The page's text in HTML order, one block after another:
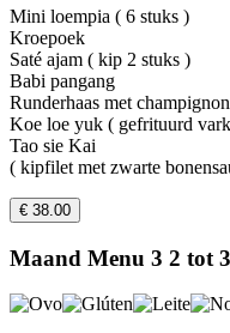
Mini loempia ( 6 stuks )
Kroepoek
Saté ajam ( kip 2 stuks )
Babi pangang
Runderhaas met
Koe loe yuk ( gefrituurd
Tao sie Kai
( kipfilet met zwarte
€ 38.00
Maand Menu 3 2 tot